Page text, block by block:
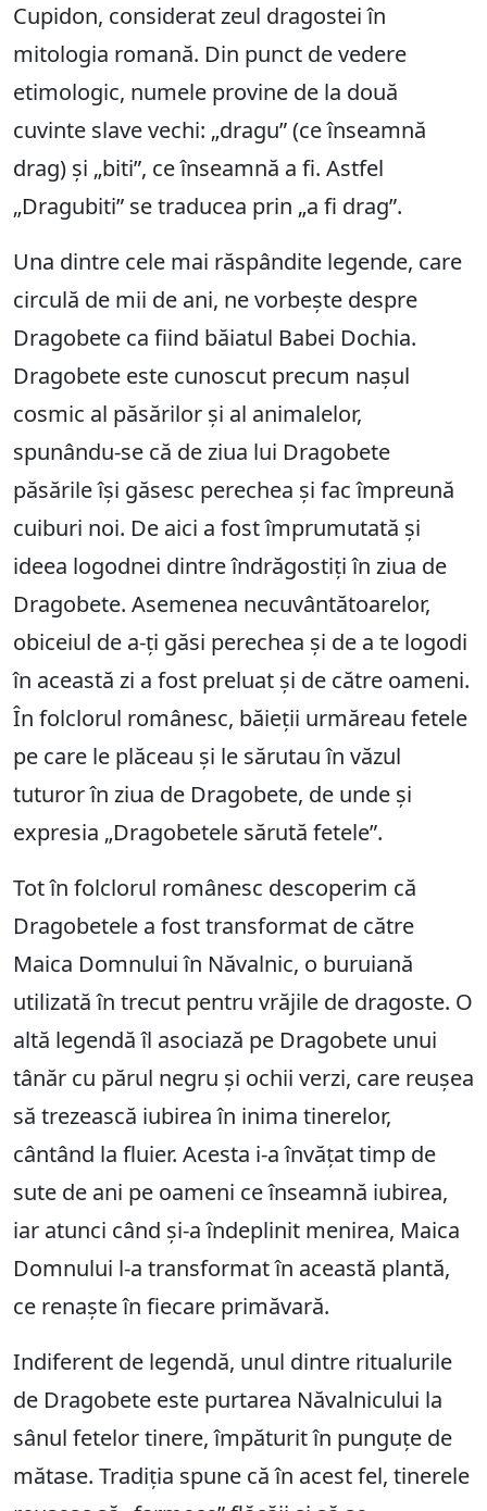
Cupidon, considerat zeul dragostei în
mitologia romană. Din punct de vedere
etimologic, numele provine de la două
cuvinte slave vechi: „dragu” (ce înseamnă
drag) și „biti”, ce înseamnă a fi. Astfel
„Dragubiti” se traducea prin „a fi drag”.
Una dintre cele mai răspândite legende, care
circulă de mii de ani, ne vorbește despre
Dragobete ca fiind băiatul Babei Dochia.
Dragobete este cunoscut precum nașul
cosmic al păsărilor și al animalelor,
spunându-se că de ziua lui Dragobete
păsările își găsesc perechea și fac împreună
cuiburi noi. De aici a fost împrumutată și
ideea logodnei dintre îndrăgostiți în ziua de
Dragobete. Asemenea necuvântătoarelor,
obiceiul de a-ți găsi perechea și de a te logodi
în această zi a fost preluat și de către oameni.
În folclorul românesc, băieții urmăreau fetele
pe care le plăceau și le sărutau în văzul
tuturor în ziua de Dragobete, de unde și
expresia „Dragobetele sărută fetele”.
Tot în folclorul românesc descoperim că
Dragobetele a fost transformat de către
Maica Domnului în Năvalnic, o buruiană
utilizată în trecut pentru vrăjile de dragoste. O
altă legendă îl asociază pe Dragobete unui
tânăr cu părul negru și ochii verzi, care reușea
să trezească iubirea în inima tinerelor,
cântând la fluier. Acesta i-a învățat timp de
sute de ani pe oameni ce înseamnă iubirea,
iar atunci când și-a îndeplinit menirea, Maica
Domnului l-a transformat în această plantă,
ce renaște în fiecare primăvară.
Indiferent de legendă, unul dintre ritualurile
de Dragobete este purtarea Năvalnicului la
sânul fetelor tinere, împăturit în punguțe de
mătase. Tradiția spune că în acest fel, tinerele